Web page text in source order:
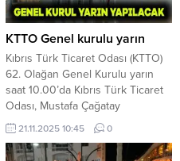
KTTO Genel kurulu yarın
Kıbrıs Türk Ticaret Odası (KTTO)
62. Olağan Genel Kurulu yarın
saat 10.00’da Kıbrıs Türk Ticaret
Odası, Mustafa Çağatay
Konferans Salonu’nda yapılacak.
Atatürk ve şehitlerin manevi
huzurlarında yapılacak saygı
21.11.2025 10:45 0